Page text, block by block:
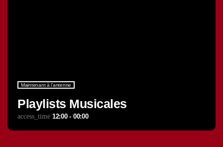
Maintenant à l’antenne
Playlists Musicales
access_time 12:00 - 00:00